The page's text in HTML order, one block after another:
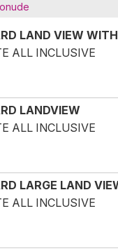
LAND VIEW
ALL INCLUSIVE
LANDVIEW
ALL INCLUSIVE
LARGE LAND
ALL INCLUSIVE